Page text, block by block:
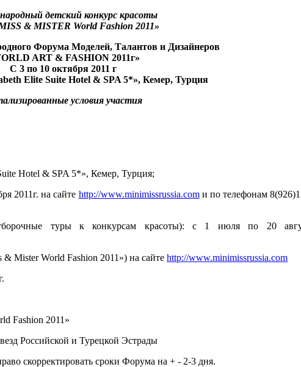
детский конкурс красоты
& MISTER World Fashion 2011»
Форума Моделей, Талантов и Дизайнеров
ART & FASHION 2011г»
С 3 по 10 октября 2011 г
Elite Suite Hotel & SPA 5*», Кемер, Турция
условия участия
Hotel & SPA 5*», Кемер, Турция;
2011г. на сайте http://www.minimissrussia.comи по телефонам
туры к конкурсам красоты): с 1 июля по 20
Mister World Fashion 2011») на сайте http://www.minimissrussia.com
Fashion 2011»
Российской и Турецкой Эстрады
скорректировать сроки Форума на + - 2-3 дня.